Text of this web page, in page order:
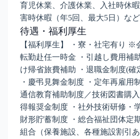
育児休業、介護休業、入社時休
害時休暇（年5回、最大5日）など
待遇・福利厚生
【福利厚生】 ・寮・社宅有り ※
転勤赴任一時金 ・引越し費用補
け帰省旅費補助 ・退職金制度(確
・慶弔見舞金制度 ・定年再雇用
通信教育補助制度／技術図書購
得報奨金制度 ・社外技術研修・
財形貯蓄制度 ・総合福祉団体定
組合（保養施設、各種施設割引